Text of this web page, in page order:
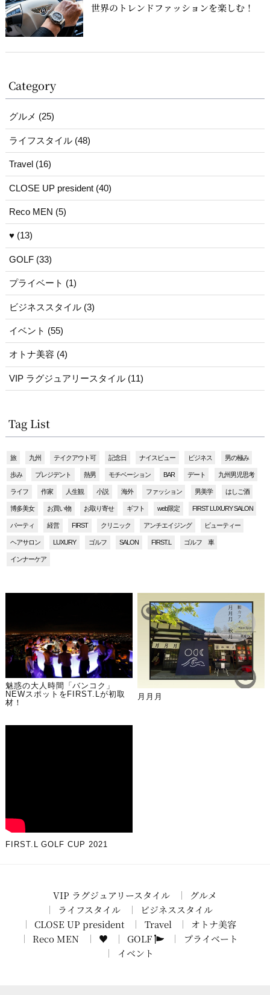
世界のトレンドファッションを楽しむ！
Category
グルメ (25)
ライフスタイル (48)
Travel (16)
CLOSE UP president (40)
Reco MEN (5)
♥ (13)
GOLF (33)
プライベート (1)
ビジネススタイル (3)
イベント (55)
オトナ美容 (4)
VIP ラグジュアリースタイル (11)
Tag List
旅 九州 テイクアウト可 記念日 ナイスビュー ビジネス 男の極み
歩み プレジデント 熱男 モチベーション BAR デート 九州男児思考
ライフ 作家 人生観 小説 海外 ファッション 男美学 はしご酒
博多美女 お買い物 お取り寄せ ギフト web限定 FIRST LUXURY SALON
パーティ 経営 FIRST クリニック アンチエイジング ビューティー
ヘアサロン LUXURY ゴルフ SALON FIRST.L ゴルフ 車
インナーケア
魅惑の大人時間「バンコク」
NEWスポットをFIRST.Lが初取
材！
月月月
FIRST.L GOLF CUP 2021
VIP ラグジュアリースタイル
グルメ
ライフスタイル
ビジネススタイル
CLOSE UP president
Travel
オトナ美容
Reco MEN
♥ GOLF
プライベート
イベント